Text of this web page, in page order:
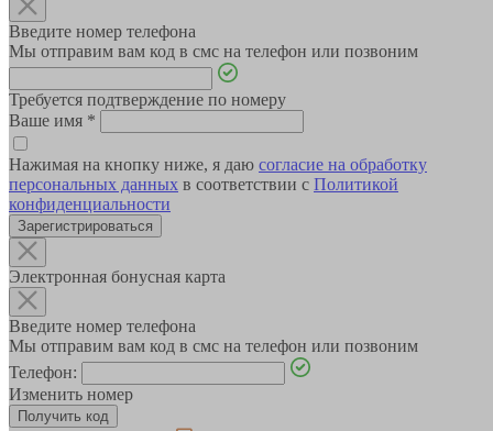
Введите номер телефона
Мы отправим вам код в смс на телефон или позвоним
Требуется подтверждение по номеру
Ваше имя *
Нажимая на кнопку ниже, я даю согласие на обработку
персональных данных в соответствии с Политикой
конфиденциальности
Зарегистрироваться
Электронная бонусная карта
Введите номер телефона
Мы отправим вам код в смс на телефон или позвоним
Телефон:
Изменить номер